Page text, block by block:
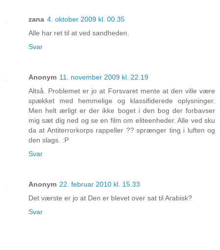
zana 4. oktober 2009 kl. 00.35
Alle har ret til at ved sandheden.
Svar
Anonym 11. november 2009 kl. 22.19
Altså. Problemet er jo at Forsvaret mente at den ville være
spækket med hemmelige og klassifiderede oplysninger.
Men helt ærligt er der ikke boget i den bog der forbavser
mig sæt dig ned og se en film om eliteenheder. Alle ved sku
da at Antiterrorkorps rappeller ?? sprænger ting i luften og
den slags. :P
Svar
Anonym 22. februar 2010 kl. 15.33
Det værste er jo at Den er blevet over sat til Arabisk?
Svar